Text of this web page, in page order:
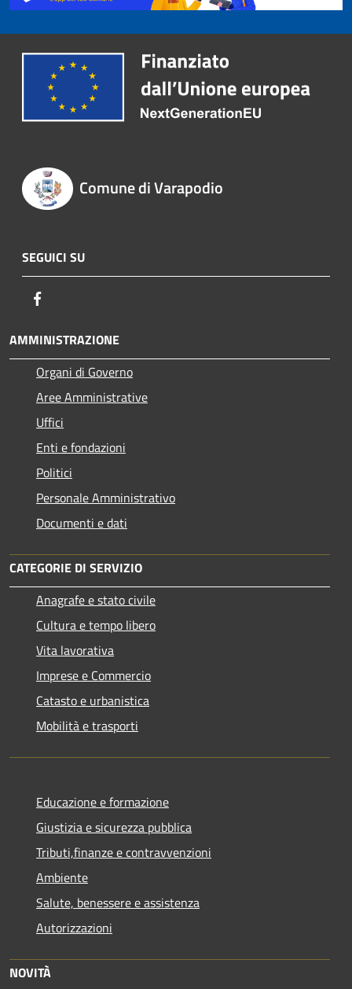
Comune di Varapodio
SEGUICI SU
AMMINISTRAZIONE
Organi di Governo
Aree Amministrative
Uffici
Enti e fondazioni
Politici
Personale Amministrativo
Documenti e dati
CATEGORIE DI SERVIZIO
Anagrafe e stato civile
Cultura e tempo libero
Vita lavorativa
Imprese e Commercio
Catasto e urbanistica
Mobilità e trasporti
Educazione e formazione
Giustizia e sicurezza pubblica
Tributi,finanze e contravvenzioni
Ambiente
Salute, benessere e assistenza
Autorizzazioni
NOVITÀ